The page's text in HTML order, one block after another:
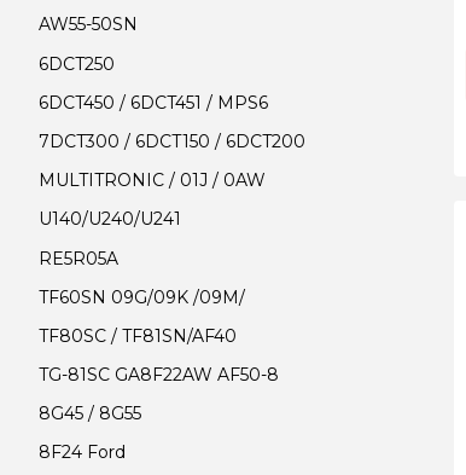
AW55-50SN
6DCT250
6DCT450 / 6DCT451 / MPS6
7DCT300 / 6DCT150 / 6DCT200
MULTITRONIC / 01J / 0AW
U140/U240/U241
RE5R05A
TF60SN 09G/09K /09M/
TF80SC / TF81SN/AF40
TG-81SC GA8F22AW AF50-8
8G45 / 8G55
8F24 Ford